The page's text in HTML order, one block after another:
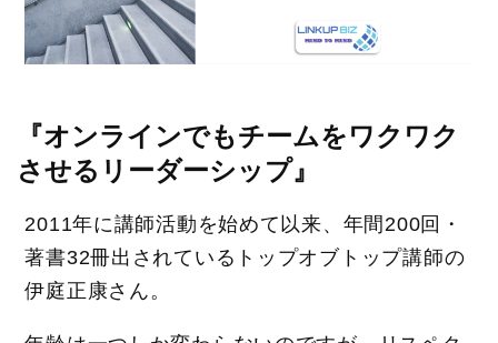
『オンラインでもチームをワクワク
させるリーダーシップ』
2011年に講師活動を始めて以来、年間200回・
著書32冊出されているトップオブトップ講師の
伊庭正康さん。